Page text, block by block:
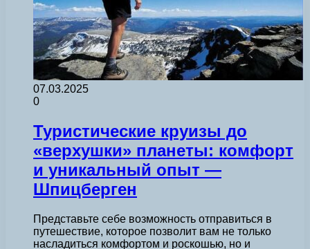
07.03.2025
0
Туристические круизы до
«верхушки» планеты: комфорт
и уникальный опыт —
Шпицберген
Представьте себе возможность отправиться в
путешествие, которое позволит вам не только
насладиться комфортом и роскошью, но и